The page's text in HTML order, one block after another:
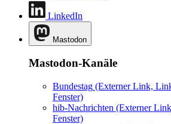
LinkedIn
Mastodon
Mastodon-Kanäle
Bundestag (Externer Link,
Fenster)
hib-Nachrichten (Externer
Fenster)